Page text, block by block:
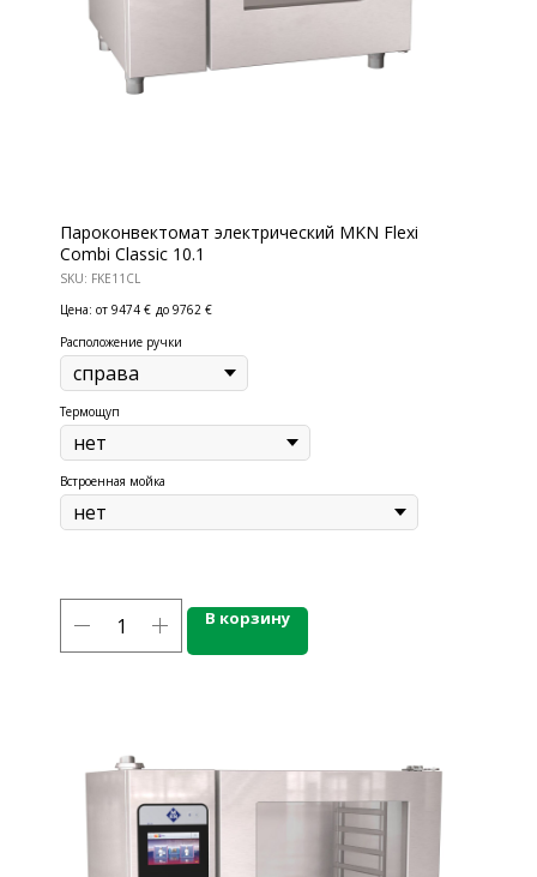
Пароконвектомат электрический MKN Flexi
Combi Classic 10.1
SKU: FKE11CL
Цена: от 9474 € до 9762 €
Расположение ручки
Термощуп
Встроенная мойка
В корзину